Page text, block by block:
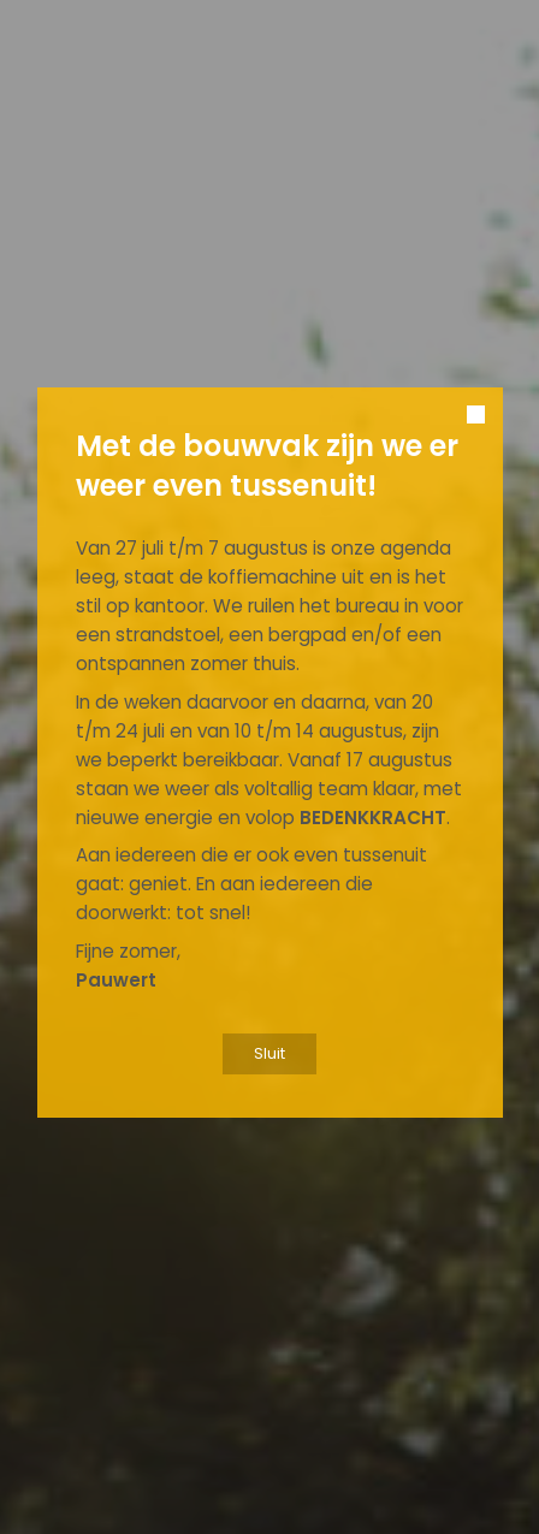
Met de bouwvak zijn we er
weer even tussenuit!
Van 27 juli t/m 7 augustus is onze agenda
leeg, staat de koffiemachine uit en is het
stil op kantoor. We ruilen het bureau in voor
een strandstoel, een bergpad en/of een
ontspannen zomer thuis.
In de weken daarvoor en daarna, van 20
t/m 24 juli en van 10 t/m 14 augustus, zijn
we beperkt bereikbaar. Vanaf 17 augustus
staan we weer als voltallig team klaar, met
nieuwe energie en volop BEDENKKRACHT.
Aan iedereen die er ook even tussenuit
gaat: geniet. En aan iedereen die
doorwerkt: tot snel!
Fijne zomer,
Pauwert
Sluit